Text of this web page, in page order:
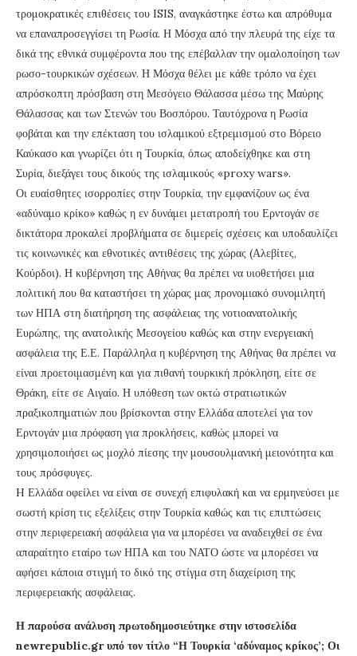
τρομοκρατικές επιθέσεις του ISIS, αναγκάστηκε έστω και απρόθυμα
να επαναπροσεγγίσει τη Ρωσία. Η Μόσχα από την πλευρά της είχε τα
δικά της εθνικά συμφέροντα που της επέβαλλαν την ομαλοποίηση των
ρωσο-τουρκικών σχέσεων. Η Μόσχα θέλει με κάθε τρόπο να έχει
απρόσκοπτη πρόσβαση στη Μεσόγειο Θάλασσα μέσω της Μαύρης
Θάλασσας και των Στενών του Βοσπόρου. Ταυτόχρονα η Ρωσία
φοβάται και την επέκταση του ισλαμικού εξτρεμισμού στο Βόρειο
Καύκασο και γνωρίζει ότι η Τουρκία, όπως αποδείχθηκε και στη
Συρία, διεξάγει τους δικούς της ισλαμικούς «proxy wars».
Οι ευαίσθητες ισορροπίες στην Τουρκία, την εμφανίζουν ως ένα
«αδύναμο κρίκο» καθώς η εν δυνάμει μετατροπή του Ερντογάν σε
δικτάτορα προκαλεί προβλήματα σε διμερείς σχέσεις και υποδαυλίζει
τις κοινωνικές και εθνοτικές αντιθέσεις της χώρας (Αλεβίτες,
Κούρδοι). Η κυβέρνηση της Αθήνας θα πρέπει να υιοθετήσει μια
πολιτική που θα καταστήσει τη χώρας μας προνομιακό συνομιλητή
των ΗΠΑ στη διατήρηση της ασφάλειας της νοτιοανατολικής
Ευρώπης, της ανατολικής Μεσογείου καθώς και στην ενεργειακή
ασφάλεια της Ε.Ε. Παράλληλα η κυβέρνηση της Αθήνας θα πρέπει να
είναι προετοιμασμένη και για πιθανή τουρκική πρόκληση, είτε σε
Θράκη, είτε σε Αιγαίο. Η υπόθεση των οκτώ στρατιωτικών
πραξικοπηματιών που βρίσκονται στην Ελλάδα αποτελεί για τον
Ερντογάν μια πρόφαση για προκλήσεις, καθώς μπορεί να
χρησιμοποιήσει ως μοχλό πίεσης την μουσουλμανική μειονότητα και
τους πρόσφυγες.
H Ελλάδα οφείλει να είναι σε συνεχή επιφυλακή και να ερμηνεύσει με
σωστή κρίση τις εξελίξεις στην Τουρκία καθώς και τις επιπτώσεις
στην περιφερειακή ασφάλεια για να μπορέσει να αναδειχθεί σε ένα
απαραίτητο εταίρο των ΗΠΑ και του ΝΑΤΟ ώστε να μπορέσει να
αφήσει κάποια στιγμή το δικό της στίγμα στη διαχείριση της
περιφερειακής ασφάλειας.
Η παρούσα ανάλυση πρωτοδημοσιεύτηκε στην ιστοσελίδα
newrepublic.gr υπό τον τίτλο “Η Τουρκία ‘αδύναμος κρίκος’; Οι